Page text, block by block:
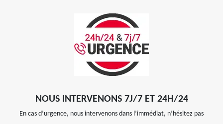
NOUS INTERVENONS 7J/7 ET 24H/24
En cas d’urgence, nous intervenons dans l’immédiat, n’hésitez pas